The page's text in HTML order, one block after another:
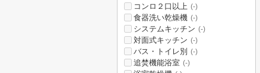
コンロ２口以上 (-)
食器洗い乾燥機 (-)
システムキッチン (-)
対面式キッチン (-)
バス・トイレ別 (-)
追焚機能浴室 (-)